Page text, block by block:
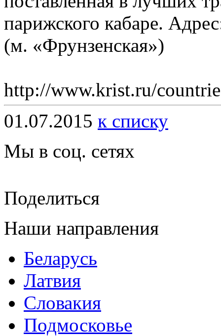
парижского кабаре.
(м. «Фрунзенская»)
http://www.krist.ru/
01.07.2015 к списку
Мы в соц. сетях
Поделиться
Наши направления
Беларусь
Латвия
Словакия
Подмосковье